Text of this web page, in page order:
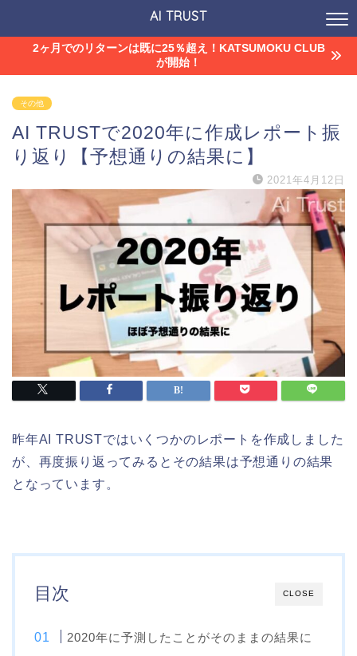
AI TRUST
2ヶ月でのリターンは既に25％超え！KATSUMOKU CLUB
が開始！
その他
AI TRUSTで2020年に作成レポート振
り返り【予想通りの結果に】
2021年4月12日
昨年AI TRUSTではいくつかのレポートを作成しました
が、再度振り返ってみるとその結果は予想通りの結果
となっています。
CLOSE
目次
2020年に予測したことがそのままの結果に